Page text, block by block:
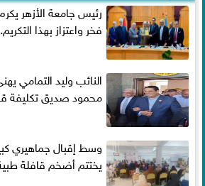
رئيس جامعة الأزهر
فخر واعتزاز بهذا
النائب وليد التمامي
محمود صديق تكليفة
وسط إقبال جماهيري
يختتم أضخم قافلة